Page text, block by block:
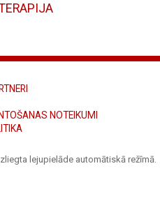
NOTEIKUMI
lejupielāde automātiskā režīmā.